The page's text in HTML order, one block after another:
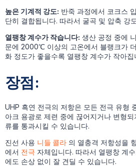
높은 기계적 강도: 반죽 과정에서 코크스
단히 결합됩니다. 따라서 굴곡 및 압축 강
열팽창 계수가 작습니다: 생산 공정 중에
문에 2000℃ 이상의 고온에서 블랭크가
화 정도가 좋을수록 열팽창 계수가 작아집
장점:
UHP 흑연 전극의 저항은 모든 전극 유형
아크 용광로 제련 중에 끊어지거나 변형
류를 통과시킬 수 있습니다.
진선 사용 니들 콜라 의 열충격 저항성을
에서 전극 자체입니다. 따라서 열팽창 계
에도 손상 없이 잘 견딜 수 있습니다.